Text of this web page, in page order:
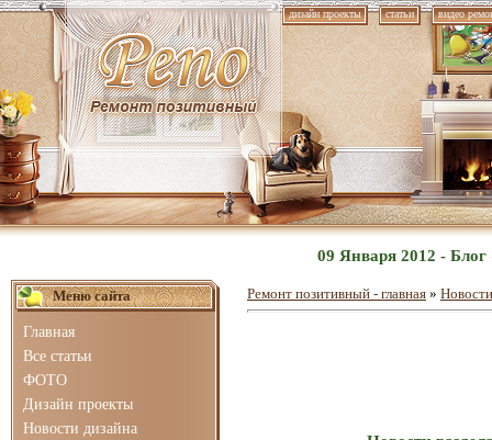
дизайн проекты статьи видео
09 Января 2012 -
Меню сайта
Главная
Все статьи
ФОТО
Дизайн проекты
Новости дизайна
Ремонт позитивный - главная »